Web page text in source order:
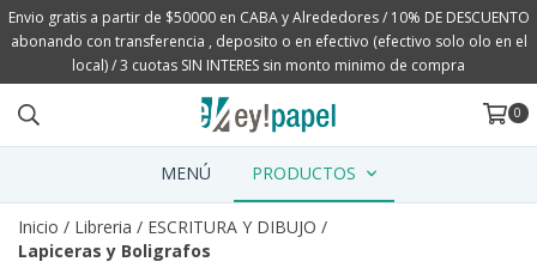
Envio gratis a partir de $50000 en CABA y Alrededores / 10% DE DESCUENTO
abonando con transferencia , deposito o en efectivo (efectivo solo olo en el
local) / 3 cuotas SIN INTERES sin monto minimo de compra
0
MENÚ PRODUCTOS
Inicio / Libreria / ESCRITURA Y DIBUJO /
Lapiceras y Boligrafos